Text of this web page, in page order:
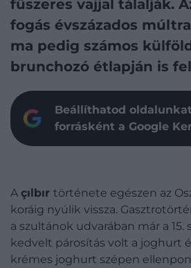
fűszeres vajjal tálalják.
fogás évszázados
ma pedig számos
brunchozó étlapján is
Beállíthatod
forrásként a Google
A çılbır története egészen az
koráig nyúlik vissza.
a szultánok udvarában már a 15.
kedvelt párosítás volt a joghurt
krémes joghurt szépen